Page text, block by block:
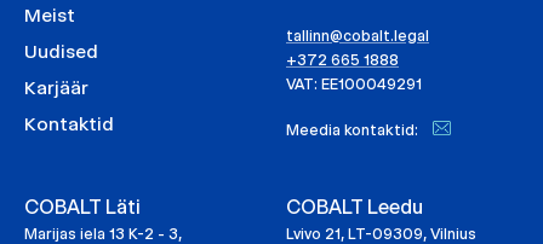
Meist
Uudised
Karjäär
Kontaktid
tallinn@cobalt.legal
+372 665 1888
VAT: EE100049291
Meedia kontaktid:
COBALT Läti
Marijas iela 13 K-2 - 3,
COBALT Leedu
Lvivo 21, LT-09309, Vilnius